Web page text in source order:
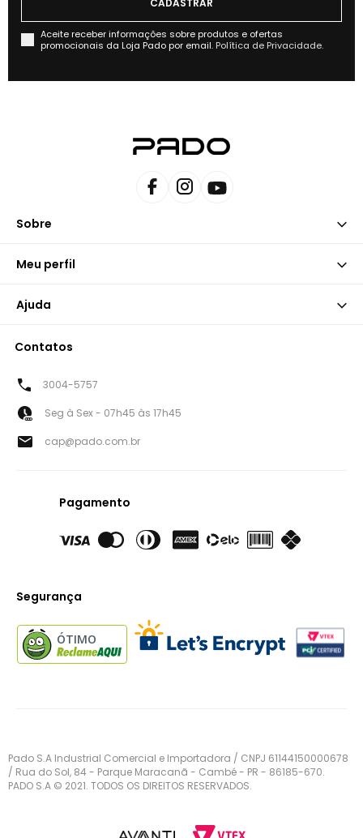
Aceite receber informações sobre produtos e ofertas
promocionais da Loja Pado por email. Política de Privacidade.
Sobre
Meu perfil
Ajuda
Contatos
3004-5757
Seg à Sex - 07h45 às 17h45
cap@pado.com.br
Pagamento
Segurança
ÓTIMO
Pado S.A Industrial Comercial e Importadora / CNPJ 61144150000678
/ Rua do Sol, 84 - Parque Maracanã - Cambé - PR - 86185-670.
PADO S.A © 2021. TODOS OS DIREITOS RESERVADOS.